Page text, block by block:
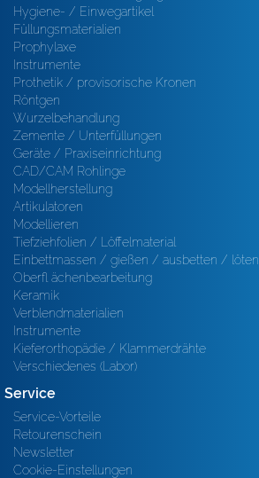
Hygiene- / Einwegartikel
Füllungsmaterialien
Prophylaxe
Instrumente
Prothetik / provisorische Kronen
Röntgen
Wurzelbehandlung
Zemente / Unterfüllungen
Geräte / Praxiseinrichtung
CAD/CAM Rohlinge
Modellherstellung
Artikulatoren
Modellieren
Tiefziehfolien / Löffelmaterial
Einbettmassen / gießen / ausbetten / löten
Oberfl ächenbearbeitung
Keramik
Verblendmaterialien
Instrumente
Kieferorthopädie / Klammerdrähte
Verschiedenes (Labor)
Service
Service-Vorteile
Retourenschein
Newsletter
Cookie-Einstellungen